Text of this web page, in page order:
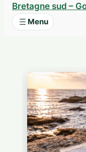
Bretagne sud –